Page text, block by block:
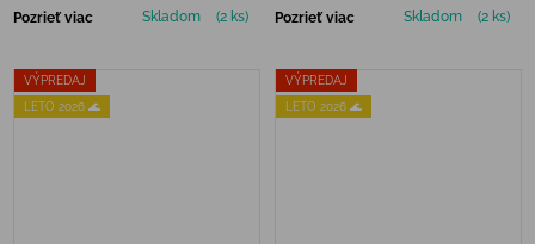
Pozrieť viac Skladom (2 ks) Pozrieť viac Skladom (2 ks)
VÝPREDAJ
LETO 2026 🌊
VÝPREDAJ
LETO 2026 🌊